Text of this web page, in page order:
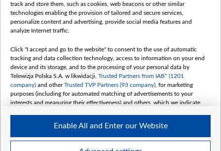
Белсат news
Белсат Shorts
Жэстачайшы мульт
Belsat English
Biełsat PL
Белсат Now
Белсат History
Белсат Music
Белсат Doc
track and store them, such as cookies, web beacons or other similar
technologies enabling the provision of tailored and secure services,
personalize content and advertising, provide social media features and
analyze Internet traffic.
Click "I accept and go to the website" to consent to the use of automatic
tracking and data collection technology, access to information on your end
device and its storage, and to the processing of your personal data by
Telewizja Polska S.A. w likwidacji, Trusted Partners from IAB* (1201
company) and otherTrusted TVP Partners (93 company) , for marketing
purposes (including for automated matching of advertisements to your
interests and measuring their effectiveness) and others, which we indicate
The purposes of processing your data by TVP S.A. w likwidacji are as
follows:
Enable All and Enter our Website